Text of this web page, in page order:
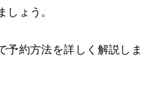
ょう。
予約方法を詳しく解説しま